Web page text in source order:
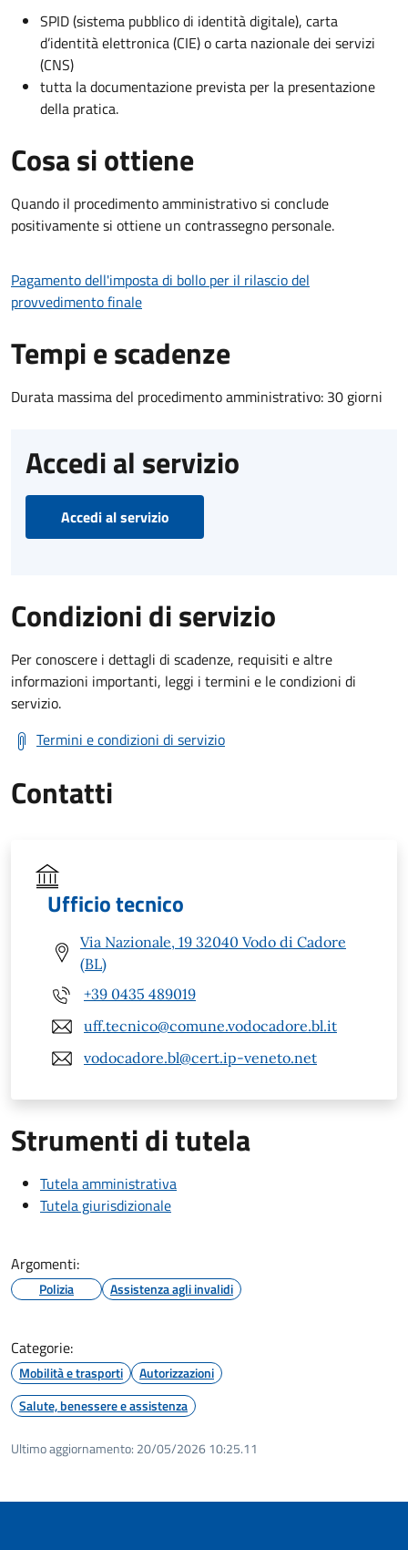
SPID (sistema pubblico di identità digitale), carta
d’identità elettronica (CIE) o carta nazionale dei servizi
(CNS)
tutta la documentazione prevista per la presentazione
della pratica.
Cosa si ottiene
Quando il procedimento amministrativo si conclude
positivamente si ottiene un contrassegno personale.
Pagamento dell'imposta di bollo per il rilascio del
provvedimento finale
Tempi e scadenze
Durata massima del procedimento amministrativo: 30 giorni
Accedi al servizio
Accedi al servizio
Condizioni di servizio
Per conoscere i dettagli di scadenze, requisiti e altre
informazioni importanti, leggi i termini e le condizioni di
servizio.
Termini e condizioni di servizio
Contatti
Ufficio tecnico
Via Nazionale, 19 32040 Vodo di Cadore
(BL)
+39 0435 489019
uff.tecnico@comune.vodocadore.bl.it
vodocadore.bl@cert.ip-veneto.net
Strumenti di tutela
Tutela amministrativa
Tutela giurisdizionale
Argomenti:
Polizia Assistenza agli invalidi
Categorie:
Mobilità e trasporti
Autorizzazioni
Salute, benessere e assistenza
Ultimo aggiornamento: 20/05/2026 10:25.11